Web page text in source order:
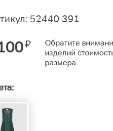
52440 391
₽
Обратите
изделий
размера